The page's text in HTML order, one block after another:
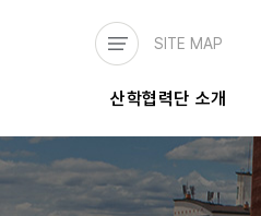
SITE MAP
네비게이션
산학협력단 소개